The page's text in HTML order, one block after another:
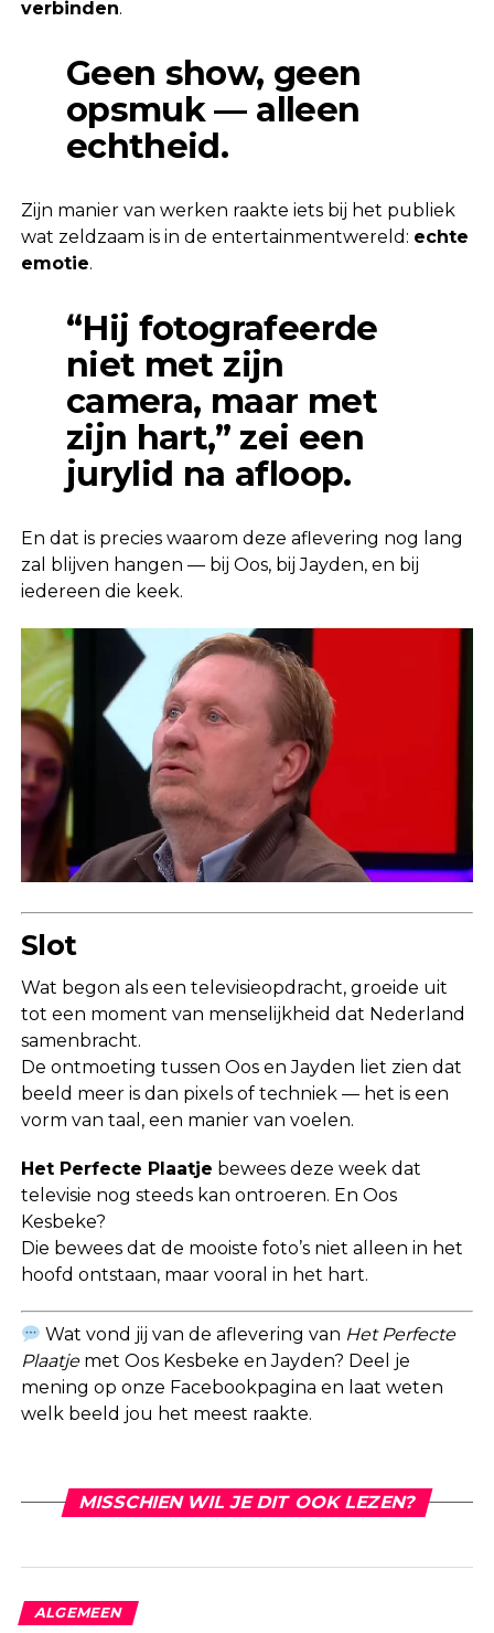
verbinden.
Geen show, geen
opsmuk — alleen
echtheid.
Zijn manier van werken raakte iets bij het publiek
wat zeldzaam is in de entertainmentwereld: echte
emotie.
“Hij fotografeerde
niet met zijn
camera, maar met
zijn hart,” zei een
jurylid na afloop.
En dat is precies waarom deze aflevering nog lang
zal blijven hangen — bij Oos, bij Jayden, en bij
iedereen die keek.
Slot
Wat begon als een televisieopdracht, groeide uit
tot een moment van menselijkheid dat Nederland
samenbracht.
De ontmoeting tussen Oos en Jayden liet zien dat
beeld meer is dan pixels of techniek — het is een
vorm van taal, een manier van voelen.
Het Perfecte Plaatje bewees deze week dat
televisie nog steeds kan ontroeren. En Oos
Kesbeke?
Die bewees dat de mooiste foto’s niet alleen in het
hoofd ontstaan, maar vooral in het hart.
Wat vond jij van de aflevering van Het Perfecte
Plaatjemet Oos Kesbeke en Jayden? Deel je
mening op onze Facebookpagina en laat weten
welk beeld jou het meest raakte.
MISSCHIEN WIL JE DIT OOK LEZEN?
ALGEMEEN